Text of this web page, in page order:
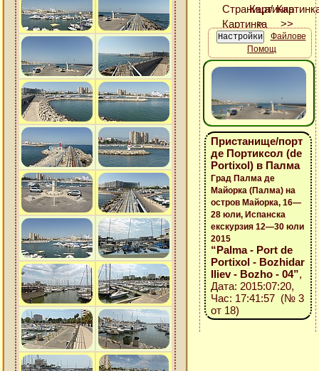
Файлове
Помощ
Пристанище/порт
де Портиксол (de
Portixol) в Палма
Град Палма де
Майорка (Палма) на
остров Майорка, 16—
28 юли, Испанска
екскурзия 12—30 юли
2015
“Palma - Port de
Portixol - Bozhidar
Iliev - Bozho - 04”,
Дата: 2015:07:20,
Час: 17:41:57 (№ 3
от 18)